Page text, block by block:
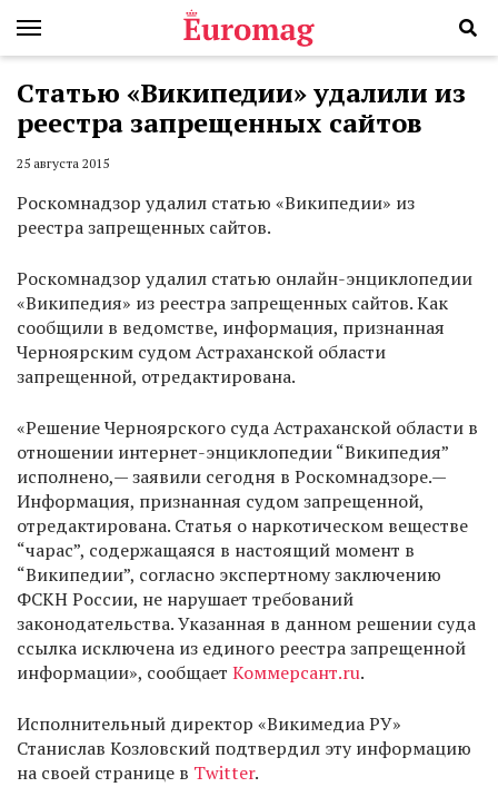
Cтатью «Википедии» удалили из
реестра запрещенных сайтов
25 августа 2015
Роскомнадзор удалил статью «Википедии» из
реестра запрещенных сайтов.
Роскомнадзор удалил статью онлайн-энциклопедии
«Википедия» из реестра запрещенных сайтов. Как
сообщили в ведомстве, информация, признанная
Черноярским судом Астраханской области
запрещенной, отредактирована.
«Решение Черноярского суда Астраханской области в
отношении интернет-энциклопедии “Википедия”
исполнено,— заявили сегодня в Роскомнадзоре.—
Информация, признанная судом запрещенной,
отредактирована. Статья о наркотическом веществе
“чарас”, содержащаяся в настоящий момент в
“Википедии”, согласно экспертному заключению
ФСКН России, не нарушает требований
законодательства. Указанная в данном решении суда
ссылка исключена из единого реестра запрещенной
информации», сообщает Коммерсант.ru.
Исполнительный директор «Викимедиа РУ»
Станислав Козловский подтвердил эту информацию
на своей странице в Twitter.